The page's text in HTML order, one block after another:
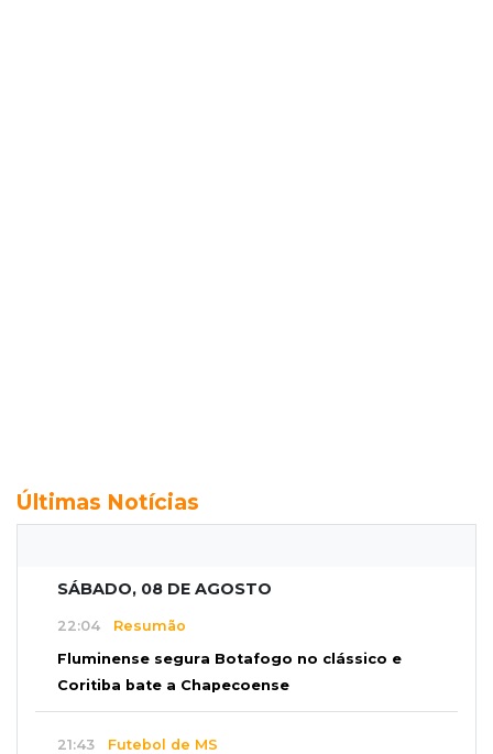
Últimas Notícias
SÁBADO, 08 DE AGOSTO
22:04 Resumão
Fluminense segura Botafogo no clássico e
Coritiba bate a Chapecoense
21:43 Futebol de MS